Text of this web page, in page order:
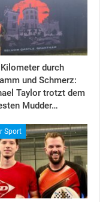
durch
und Schmerz:
Taylor trotzt dem
Mudder…
Sport